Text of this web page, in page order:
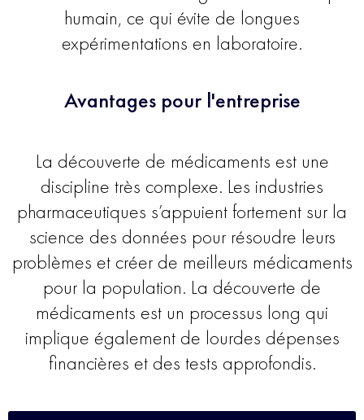
humain, ce qui évite de longues
expérimentations en laboratoire.
Avantages pour l'entreprise
La découverte de médicaments est une
discipline très complexe. Les industries
pharmaceutiques s’appuient fortement sur la
science des données pour résoudre leurs
problèmes et créer de meilleurs médicaments
pour la population. La découverte de
médicaments est un processus long qui
implique également de lourdes dépenses
financières et des tests approfondis.